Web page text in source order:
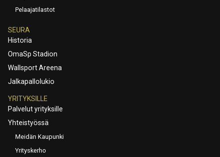
Pelaajatilastot
SEURA
Historia
OmaSp Stadion
Wallsport Areena
Jalkapallolukio
YRITYKSILLE
Palvelut yrityksille
Yhteistyössä
Meidän Kaupunki
Yrityskerho